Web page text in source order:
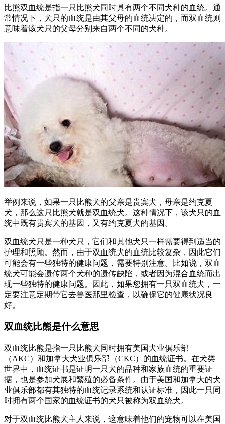
比熊双血统是指一只比熊犬同时具有两个不同犬种的血统。通
常情况下，犬只的血统是由其父母的血统决定的，而双血统则
意味着该犬只的父母分别来自两个不同的犬种。
举例来说，如果一只比熊犬的父亲是贵宾犬，母亲是约克夏
犬，那么这只比熊犬就是双血统犬。这种情况下，该犬只的血
统中既有贵宾犬的基因，又有约克夏犬的基因。
双血统犬只是一种犬只，它们和其他犬只一样需要得到适当的
护理和照顾。然而，由于双血统犬的血统比较复杂，因此它们
可能会有一些独特的健康问题，需要特别注意。比如说，双血
统犬可能会遗传两个犬种的遗传缺陷，或者因为混合血统而出
现一些独特的健康问题。因此，如果您拥有一只双血统犬，一
定要注意定期带它去兽医那里检查，以确保它的健康状况良
好。
双血统比熊是什么意思
双血统比熊是指一只比熊犬同时拥有美国犬业俱乐部
（AKC）和加拿大犬业俱乐部（CKC）的血统证书。在犬类
世界中，血统证书是证明一只犬的品种和家族血统的重要证
据，也是参加犬展和繁殖的必备条件。由于美国和加拿大的犬
业俱乐部都有其独特的血统记录系统和认证标准，因此一只同
时拥有两个国家的血统证书的犬只被称为双血统犬。
对于双血统比熊犬主人来说，这意味着他们的宠物可以在美国